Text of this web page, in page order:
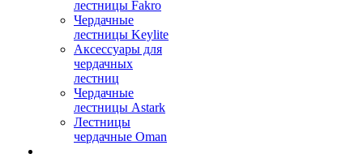
лестницы Fakro
Чердачные
лестницы Keylite
Аксессуары для
чердачных
лестниц
Чердачные
лестницы Astark
Лестницы
чердачные Oman